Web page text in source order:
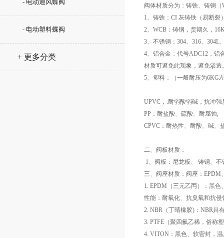
- 电动通风蝶阀
- 电动塑料蝶阀
+ 更多分类
阀体材质分为：铸铁、铸钢
1、铸铁：CI 灰铸铁（易断裂
2、WCB：铸钢，货期久，
3、不锈钢：304、316、304L
4、铝合金：代号ADC12，铝
材质可避免此现象，避免渗透
5、塑料：（一般耐压为6KG
UPVC，:耐弱酸弱碱，抗冲
PP：耐盐酸、硫酸、耐腐蚀,
CPVC：耐热性、耐酸、碱、
二、阀板材质：
1、阀板：尼龙板、 铸钢、
三、阀座材质：阀座：EPDM
1. EPDM（三元乙丙）：黑
性能：耐氧化、抗臭氧和抗
2. NBR（丁晴橡胶)：NBR具
3. PTFE（聚四氟乙稀，俗称
4. VITON：黑色、软密封，